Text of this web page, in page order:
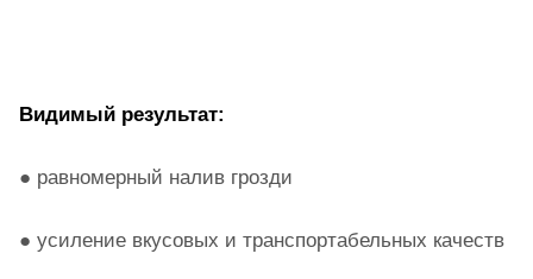
Видимый результат:
● равномерный налив грозди
● усиление вкусовых и транспортабельных качеств